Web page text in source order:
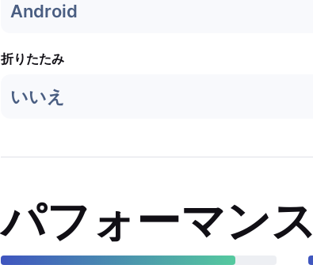
Android
折りたたみ
いいえ
パフォーマンス